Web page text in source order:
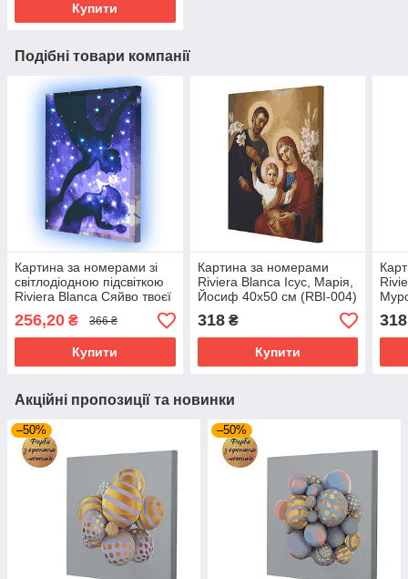
Купити
Подібні товари компанії
Картина за номерами зі
світлодіодною підсвіткою
Riviera Blanca Сяйво твоєї
256,20 ₴ 366 ₴
Купити
Картина за номерами
Riviera Blanca Ісус, Марія,
Йосиф 40x50 см (RBI-004)
318₴
Купити
318
Акційні пропозиції та новинки
–50% –50%